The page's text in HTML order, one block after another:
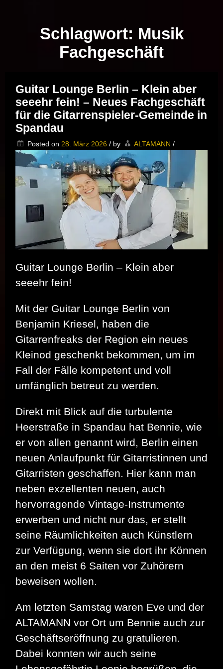
Schlagwort: Musik
Fachgeschäft
Guitar Lounge Berlin – Klein aber
seeehr fein! – Neues Fachgeschäft
für die Gitarrenspieler-Gemeinde in
Spandau
Posted on 28. März 2026 / by ALTAMANN /
Guitar Lounge Berlin – Klein aber
seeehr fein!
Mit der Guitar Lounge Berlin von
Benjamin Kriesel, haben die
Gitarrenfreaks der Region ein neues
Kleinod geschenkt bekommen, um im
Fall der Fälle kompetent und voll
umfänglich betreut zu werden.
Direkt mit Blick auf die turbulente
Heerstraße in Spandau hat Bennie, wie
er von allen genannt wird, Berlin einen
neuen Anlaufpunkt für Gitarristinnen und
Gitarristen geschaffen. Hier kann man
neben exzellenten neuen, auch
hervorragende Vintage-Instrumente
erwerben und nicht nur das, er stellt
seine Räumlichkeiten auch Künstlern
zur Verfügung, wenn sie dort ihr Können
an den meist 6 Saiten vor Zuhörern
beweisen wollen.
Am letzten Samstag waren Eve und der
ALTAMANN vor Ort um Bennie auch zur
Geschäftseröffnung zu gratulieren.
Dabei konnten wir auch seine